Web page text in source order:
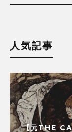
人気記事
【元THE